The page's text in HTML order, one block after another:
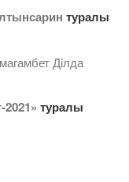
туралы
Дiлда
туралы